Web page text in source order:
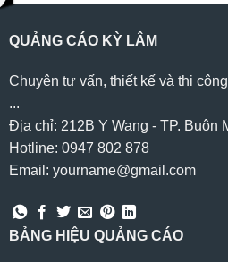
QUẢNG CÁO KỲ LÂM
Chuyên tư vấn, thiết kế và thi
...
Địa chỉ: 212B Y Wang - TP. Buôn
Hotline: 0947 802 878
Email: yourname@gmail.com
BẢNG HIỆU QUẢNG CÁO